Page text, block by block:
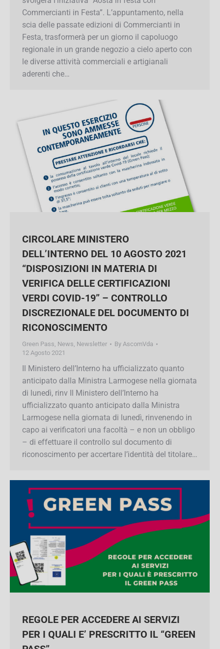
svolgerà l’iniziativa “Aosta in festa con
Commercianti in Festa”. L’appuntamento, nella
scia delle passate edizioni di Commercianti in
Festa, trasformerà per un giorno il capoluogo
regionale in un grande negozio a cielo aperto
con le diverse attività commerciali e artigianali
aderenti che…
CIRCOLARE MINISTERO
DELL’INTERNO DEL 10 AGOSTO 2021
“DISPOSIZIONI IN MATERIA DI
VERIFICA DELLE CERTIFICAZIONI
VERDI COVID-19” – CONTROLLO
DISCREZIONALE DEL DOCUMENTO DI
RICONOSCIMENTO
Green Pass News Newsletter By AscomVda
12 Agosto 2021
Il Ministero dell’Interno ha ufficializzato quanto
anticipato dalla Ministra Larmogese nella
giornata di lunedì, rinv Il Ministero dell’Interno ha
ufficializzato quanto anticipato dalla Ministra
Larmogese nella giornata di lunedì, rinvenendo
in capo ai verificatori una facoltà – e non un
obbligo – di effettuare il controllo sul
documento di riconoscimento per accertare
REGOLE PER ACCEDERE AI SERVIZI
PER I QUALI E’ PRESCRITTO IL
Iscriviti alla Newsletter!
Mantieniti sempre aggiornato su tutte le
convenzioni e le agevolazioni che Confcommercio
Inserisci il tuo indirizzo e-mail
Iscriviti